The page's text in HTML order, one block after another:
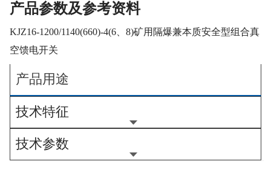
产品参数及参考资料
KJZ16-1200/1140(660)-4(6、8)矿用隔爆兼本质安全型组合真
空馈电开关
产品用途
技术特征
技术参数